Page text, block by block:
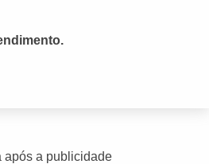
após a publicidade